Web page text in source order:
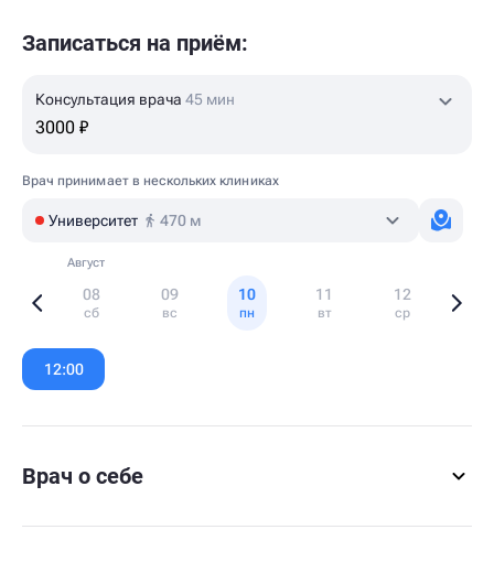
Записаться на приём:
Консультация врача 45 мин
3000 ₽
Врач принимает в нескольких клиниках
Университет 470 м
Август
08
сб
09
вс
10
пн
11
вт
12
ср
of
6
12:00
Врач о себе